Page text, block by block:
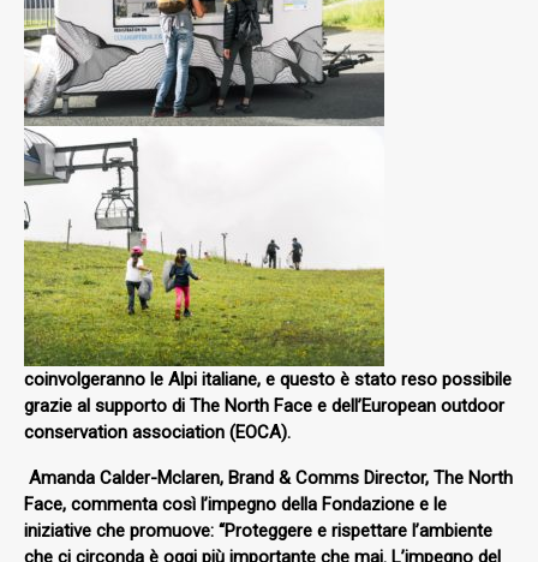
coinvolgeranno le Alpi italiane, e questo è stato reso possibile
grazie al supporto di The North Face e dell’European outdoor
conservation association (EOCA).
Amanda Calder-Mclaren, Brand & Comms Director, The North
Face, commenta così l’impegno della Fondazione e le
iniziative che promuove: “Proteggere e rispettare l’ambiente
che ci circonda è oggi più importante che mai. L’impegno del